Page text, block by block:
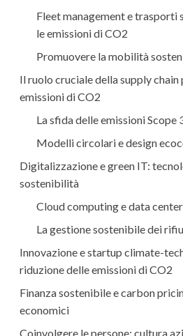
Fleet management e
le emissioni di CO2
Promuovere la mobilità
Il ruolo cruciale della supply
emissioni di CO2
La sfida delle emissioni Scope
Modelli circolari e design
Digitalizzazione e green IT:
sostenibilità
Cloud computing e data
La gestione sostenibile dei
Innovazione e startup climate-
riduzione delle emissioni di CO2
Finanza sostenibile e carbon
economici
Coinvolgere le persone: cultura